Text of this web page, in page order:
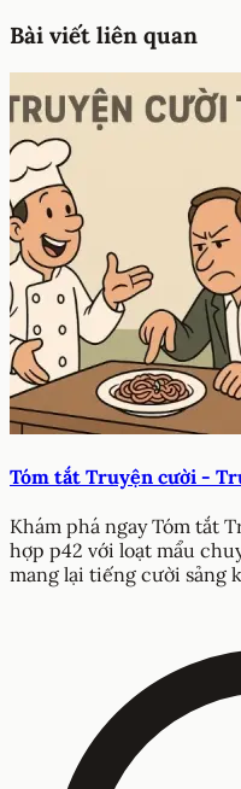
Bài viết liên quan
Tóm tắt Truyện cười -
Khám phá ngay Tóm tắt
hợp p42 với loạt mẩu
mang lại tiếng cười sảng